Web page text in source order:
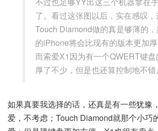
了。看过这张图以后，实在感叹，
Touch Diamond做的真是够薄的
的iPhone将会比现有的版本更加厚
而索爱X1因为有一个QWERT键盘
厚了不少，但是也还算控制地不错。
如果真要我选择的话，还真是有一些犹豫
爱，不考虑；Touch Diamond就那个小巧